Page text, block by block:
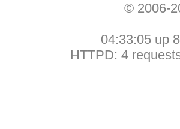
© 2006-
04:33:05 up
HTTPD: 4